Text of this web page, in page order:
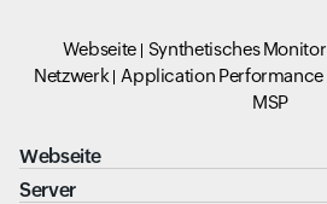
Webseite Synthetisches
Netzwerk
Application Performance
MSP
Webseite
Server